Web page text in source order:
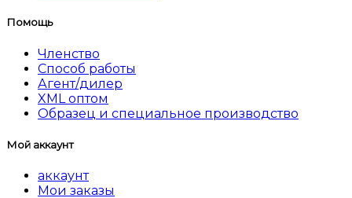
Помощь
Членство
Способ работы
Агент/дилер
XML оптом
Образец и специальное производство
Мой аккаунт
аккаунт
Мои заказы